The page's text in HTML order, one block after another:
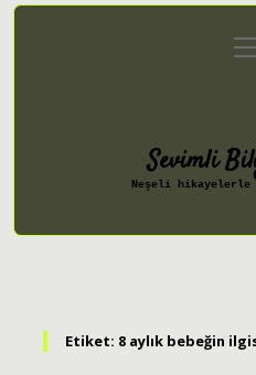
aç
Sevimli
Neşeli hikayelerle
Etiket: 8 aylık bebeğin